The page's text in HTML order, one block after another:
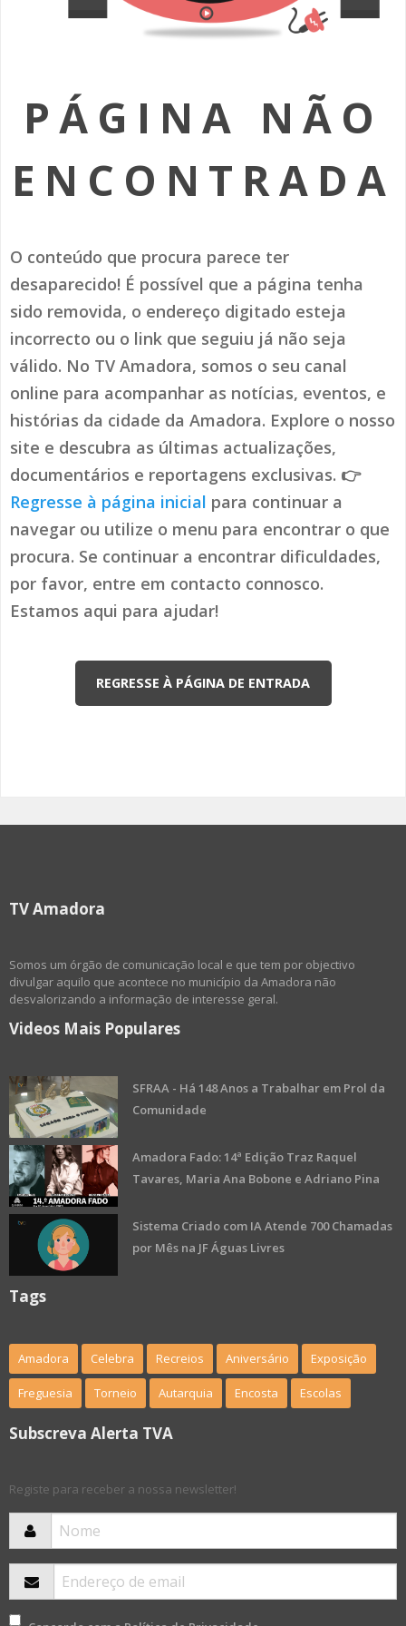
SOMOS TODOS EUROPEUS
AMADORA LIGA À RESILIÊNCIA
(RE) PENSAMENTOS
HISTÓRIAS DE ABRIL
PÁGINA NÃO
ENCONTRADA
O conteúdo que procura parece ter
desaparecido! É possível que a página tenha
sido removida, o endereço digitado esteja
incorrecto ou o link que seguiu já não seja
válido. No TV Amadora, somos o seu canal
online para acompanhar as notícias, eventos, e
histórias da cidade da Amadora. Explore o nosso
site e descubra as últimas actualizações,
documentários e reportagens exclusivas. 👉
Regresse à página inicial para continuar a
navegar ou utilize o menu para encontrar o que
procura. Se continuar a encontrar dificuldades,
por favor, entre em contacto connosco.
Estamos aqui para ajudar!
REGRESSE À PÁGINA DE ENTRADA
TV Amadora
Somos um órgão de comunicação local e que tem por objectivo
divulgar aquilo que acontece no município da Amadora não
desvalorizando a informação de interesse geral.
Videos Mais Populares
SFRAA - Há 148 Anos a Trabalhar em Prol da
Comunidade
Amadora Fado: 14ª Edição Traz Raquel
Tavares, Maria Ana Bobone e Adriano Pina
Sistema Criado com IA Atende 700 Chamadas
por Mês na JF Águas Livres
Tags
Amadora Celebra Recreios Aniversário Exposição
Freguesia Torneio Autarquia Encosta Escolas
Subscreva Alerta TVA
Registe para receber a nossa newsletter!